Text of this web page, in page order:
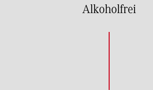
Alkoholfrei